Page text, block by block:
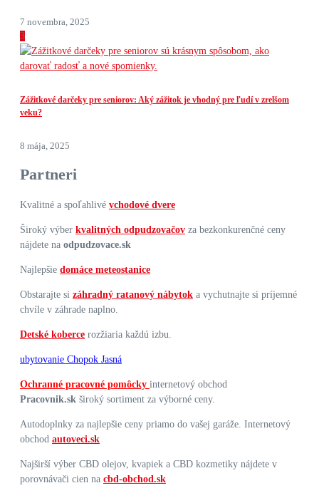
7 novembra, 2025
3
Zážitkové darčeky pre seniorov: Aký zážitok je vhodný pre ľudí v zrelšom
veku?
8 mája, 2025
Partneri
Kvalitné a spoľahlivé vchodové dvere
Široký výber kvalitných odpudzovačov za bezkonkurenčné ceny
nájdete na odpudzovace.sk
Najlepšie domáce meteostanice
Obstarajte si záhradný ratanový nábytok a vychutnajte si príjemné
chvíle v záhrade naplno.
Detské koberce rozžiaria každú izbu.
ubytovanie Chopok Jasná
Ochranné pracovné pomôcky internetový obchod
Pracovnik.sk široký sortiment za výborné ceny.
Autodoplnky za najlepšie ceny priamo do vašej garáže. Internetový
obchod autoveci.sk
Najširší výber CBD olejov, kvapiek a CBD kozmetiky nájdete v
porovnávači cien na cbd-obchod.sk